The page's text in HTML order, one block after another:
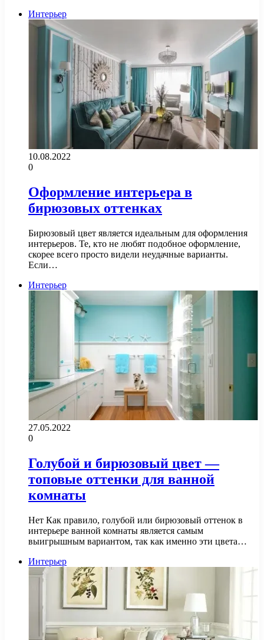
Интерьер
10.08.2022
0
Оформление интерьера в
бирюзовых оттенках
Бирюзовый цвет является идеальным для оформления
интерьеров. Те, кто не любят подобное оформление,
скорее всего просто видели неудачные варианты.
Если…
Интерьер
27.05.2022
0
Голубой и бирюзовый цвет —
топовые оттенки для ванной
комнаты
Нет Как правило, голубой или бирюзовый оттенок в
интерьере ванной комнаты является самым
выигрышным вариантом, так как именно эти цвета…
Интерьер